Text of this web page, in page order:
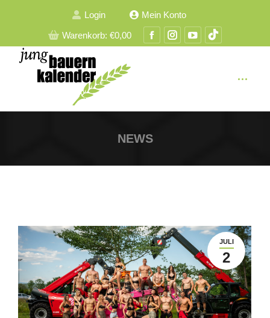
Login
Mein Konto
Warenkorb:€0,00
FacebookInstagram
YouTubeTikTok
NEWS
JULI
2